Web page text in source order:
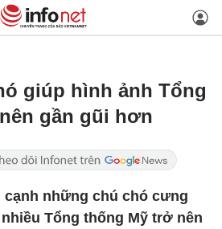
giúp hình ảnh Tổng
gần gũi hơn
cạnh những chú chó cưng
Tổng thống Mỹ trở nên